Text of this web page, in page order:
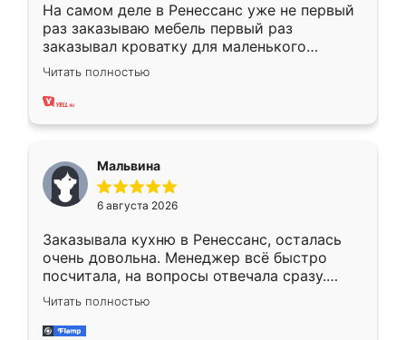
На самом деле в Ренессанс уже не первый
раз заказываю мебель первый раз
заказывал кроватку для маленького
ребёнка при его рождении ,во второй раз
заказал шкаф-купе. По качеству очень
хорошее сборка достаточно быстрая,
меньше, здесь же он более разнообразный.
Мне нравится ,если что-то потребуется из
мебели буду заказывать только здесь.
Читать полностью
Мальвина
6 августа 2026
Заказывала кухню в Ренессанс, осталась
очень довольна. Менеджер всё быстро
посчитала, на вопросы отвечала сразу.
Замерщик приехал в субботу, подошёл к
делу со всей ответственностью. Собрали
за день, ребята работали аккуратно, даже
Читать полностью